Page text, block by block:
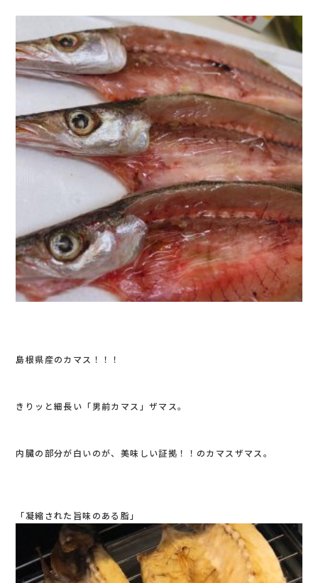
島根県産のカマス！！！
きりッと細長い「男前カマス」ザマス。
内臓の部分が白いのが、美味しい証拠！！のカマスザマス。
「凝縮された旨味のある脂」